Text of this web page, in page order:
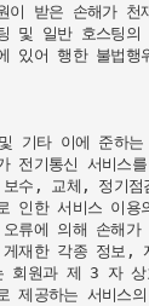
받은 손해가 천
및 일반 호스팅
있어 행한 불법
타 이에 준하는
전기통신 서비스
수, 교체, 정기점
인한 서비스 이
류에 의해 손해
재한 각종 정보,
원과 제 3 자 상
제공하는 서비스